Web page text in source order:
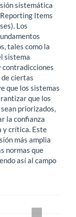
sistemática
Items
Los
tales como la
sistema
de ciertas
que los sistemas
que los
priorizados,
la confianza
y crítica. Este
más amplia
normas que
así al campo